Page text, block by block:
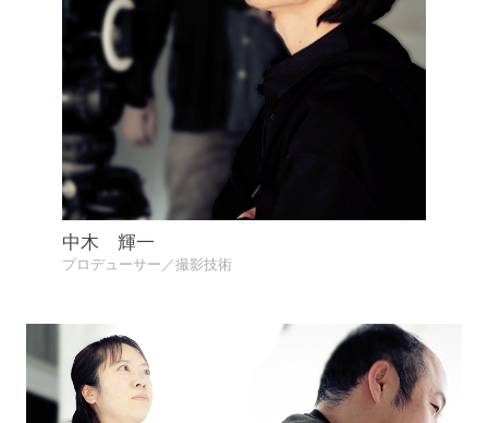
中木 輝一
プロデューサー／撮影技術